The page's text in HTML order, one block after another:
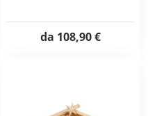
da 108,90 €